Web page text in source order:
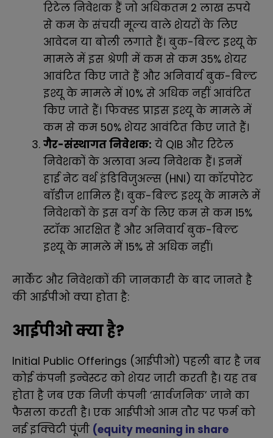
रिटेल निवेशक हैं जो अधिकतम 2 लाख रुपये
से कम के संचयी मूल्य वाले शेयरों के लिए
आवेदन या बोली लगाते हैं। बुक-बिल्ट इश्यू के
मामले में इस श्रेणी में कम से कम 35% शेयर
आवंटित किए जाते हैं और अनिवार्य बुक-बिल्ट
इश्यू के मामले में 10% से अधिक नहीं आवंटित
किए जाते हैं। फिक्स्ड प्राइस इश्यू के मामले में
कम से कम 50% शेयर आवंटित किए जाते हैं।
गैर-संस्थागत निवेशक: ये QIB और रिटेल
निवेशकों के अलावा अन्य निवेशक हैं। इनमें
हाई नेट वर्थ इंडिविजुअल्स (HNI) या कॉरपोरेट
बॉडीज शामिल हैं। बुक-बिल्ट इश्यू के मामले में
निवेशकों के इस वर्ग के लिए कम से कम 15%
स्टॉक आरक्षित हैं और अनिवार्य बुक-बिल्ट
इश्यू के मामले में 15% से अधिक नहीं।
मार्केट और निवेशकों की जानकारी के बाद जानते है
की आईपीओ क्या होता है:
आईपीओ क्या है?
Initial Public Offerings (आईपीओ) पहली बार है जब
कोई कंपनी इन्वेस्टर को शेयर जारी करती है। यह तब
होता है जब एक निजी कंपनी ‘सार्वजनिक’ जाने का
फैसला करती है। एक आईपीओ आम तौर पर फर्म को
नई इक्विटी पूंजी (equity meaning in share